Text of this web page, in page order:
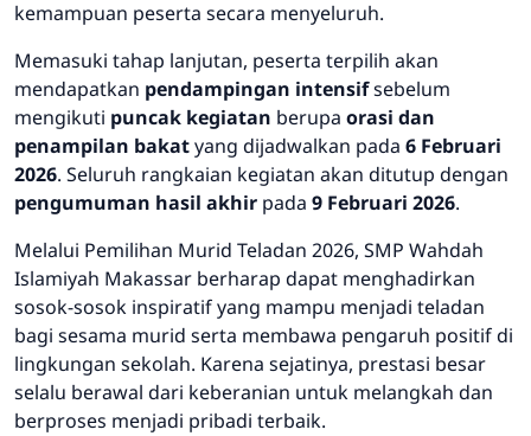
kemampuan peserta secara menyeluruh.
Memasuki tahap lanjutan, peserta terpilih akan
mendapatkan pendampingan intensifsebelum
mengikuti puncak kegiatan berupa orasi dan
penampilan bakatyang dijadwalkan pada 6 Februari
2026. Seluruh rangkaian kegiatan akan ditutup dengan
pengumuman hasil akhir pada 9 Februari 2026.
Melalui Pemilihan Murid Teladan 2026, SMP Wahdah
Islamiyah Makassar berharap dapat menghadirkan
sosok-sosok inspiratif yang mampu menjadi teladan
bagi sesama murid serta membawa pengaruh positif di
lingkungan sekolah. Karena sejatinya, prestasi besar
selalu berawal dari keberanian untuk melangkah dan
berproses menjadi pribadi terbaik.